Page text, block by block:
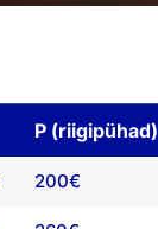
P (riigipühad)
200€